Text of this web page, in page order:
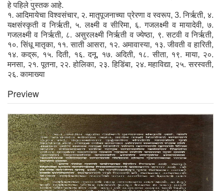
हे पहिले पुस्तक आहे.
१. आदिमायेचा विश्वसंचार, २. मातृपूजनाच्या प्रेरणा व स्वरूप, 3.निर्ऋती, ४.
यक्षसंस्कृती व निर्ऋती, ५. लक्ष्मी व सीरिमा, ६. गजलक्ष्मी व मायादेवी, ७.
गजलक्ष्मी व निर्ऋती, ८. असुरलक्ष्मी निर्ऋती व ज्येष्ठा, ९. सटवी व निर्ऋती,
१०. सिंधू मातृका, ११. साती आसरा, १२. अमावास्या, १३. जीवती व हारिती,
१४. कद्रू, १५. दिती, १६. दनू, १७. अदिती, १८. सीता, १९. माया, २०.
मनसा, २१. पूतना, २२. होलिका, २३. हिडिंबा, २४. महाविद्या, २५. सरस्वती,
२६. कामाख्या
Preview